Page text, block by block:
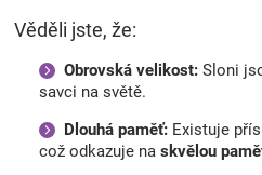
Věděli jste, že:
Obrovská velikost:Sloni
savci na světě.
Dlouhá paměť:Existuje
což odkazuje na skvělou